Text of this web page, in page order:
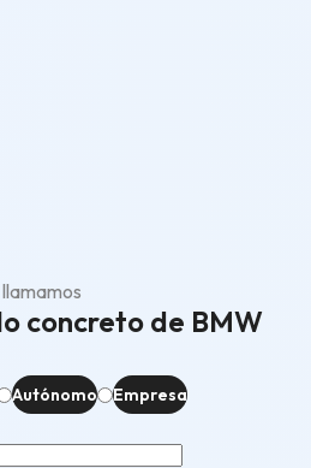
concreto de BMW
Autónomo Empresa